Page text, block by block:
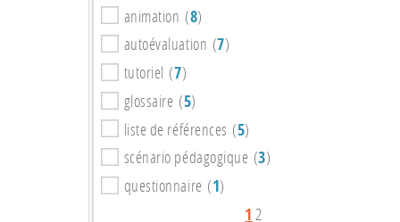
animation (8)
autoévaluation (7)
tutoriel (7)
glossaire (5)
liste de références (5)
scénario pédagogique (3)
questionnaire (1)
1 2